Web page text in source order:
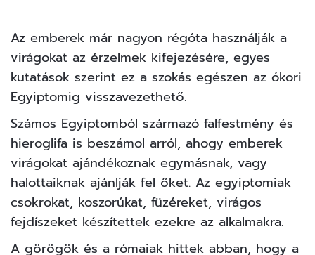
Az emberek már nagyon régóta használják a
virágokat az érzelmek kifejezésére, egyes
kutatások szerint ez a szokás egészen az ókori
Egyiptomig visszavezethető.
Számos Egyiptomból származó falfestmény és
hieroglifa is beszámol arról, ahogy emberek
virágokat ajándékoznak egymásnak, vagy
halottaiknak ajánlják fel őket. Az egyiptomiak
csokrokat, koszorúkat, füzéreket, virágos
fejdíszeket készítettek ezekre az alkalmakra.
A görögök és a rómaiak hittek abban, hogy a